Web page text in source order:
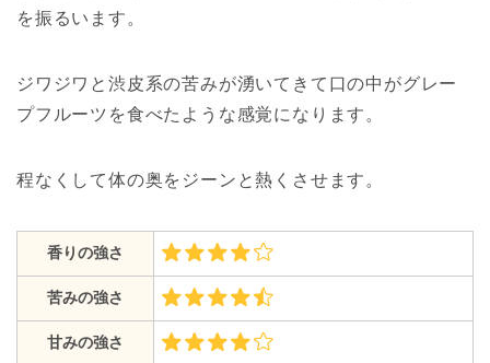
を振るいます。
ジワジワと渋皮系の苦みが湧いてきて口の中がグレー
プフルーツを食べたような感覚になります。
程なくして体の奥をジーンと熱くさせます。
香りの強さ
苦みの強さ
甘みの強さ